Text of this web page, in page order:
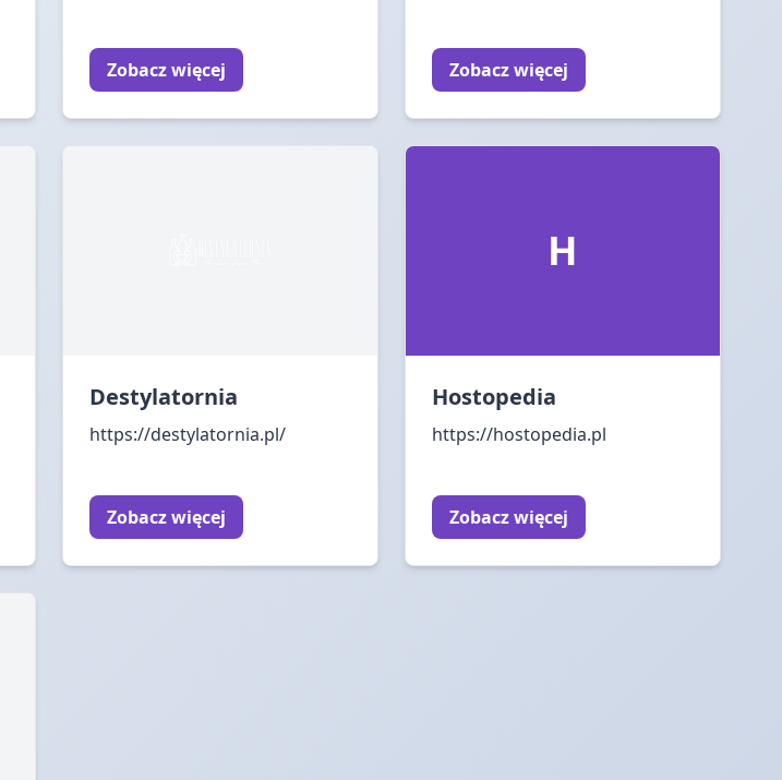
Zobacz więcej Zobacz więcej
Destylatornia
https://destylatornia.pl/
Zobacz więcej
H
Hostopedia
https://hostopedia.pl
Zobacz więcej